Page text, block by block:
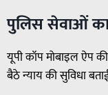
पुलिस सेवाओं का
यूपी कॉप मोबाइल ऐप
बैठे न्याय की सुविधा